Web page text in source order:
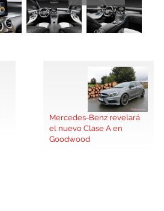
Mercedes-Benz revelará
el nuevo Clase A en
Goodwood